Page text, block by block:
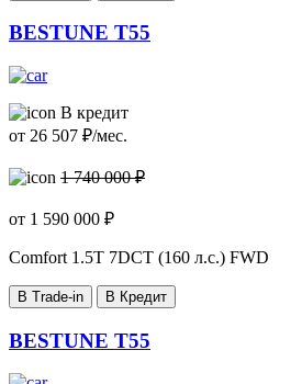
BESTUNE T55
В кредит
от 26 507 ₽/мес.
1 740 000 ₽
от 1 590 000 ₽
Comfort 1.5T 7DCT (160 л.с.) FWD
В Trade-in В Кредит
BESTUNE T55